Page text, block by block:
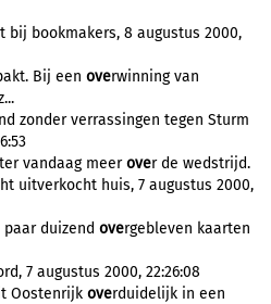
bij bookmakers, 8 augustus 2000,
Bij een overwinning van
zonder verrassingen tegen Sturm
vandaag meerover de wedstrijd.
uitverkocht huis, 7 augustus 2000,
duizend overgebleven kaarten
7 augustus 2000, 22:26:08
Oostenrijk overduidelijk in een